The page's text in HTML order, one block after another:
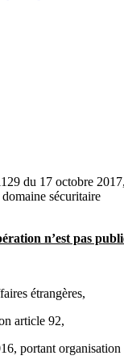
du 17 octobre
sécuritaire
n’est pas
étrangères,
article 92,
portant